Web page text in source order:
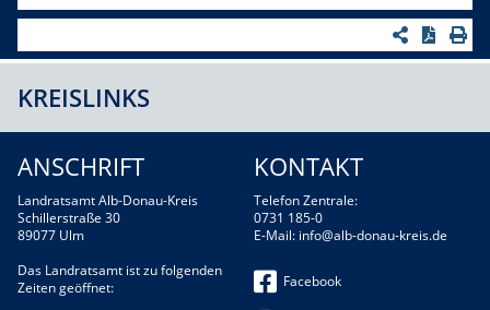
KREISLINKS
ANSCHRIFT
Landratsamt Alb-Donau-Kreis
Schillerstraße 30
89077 Ulm
Das Landratsamt ist zu folgenden
Zeiten geöffnet:
KONTAKT
Telefon Zentrale:
0731 185-0
E-Mail: info@alb-donau-kreis.de
Facebook